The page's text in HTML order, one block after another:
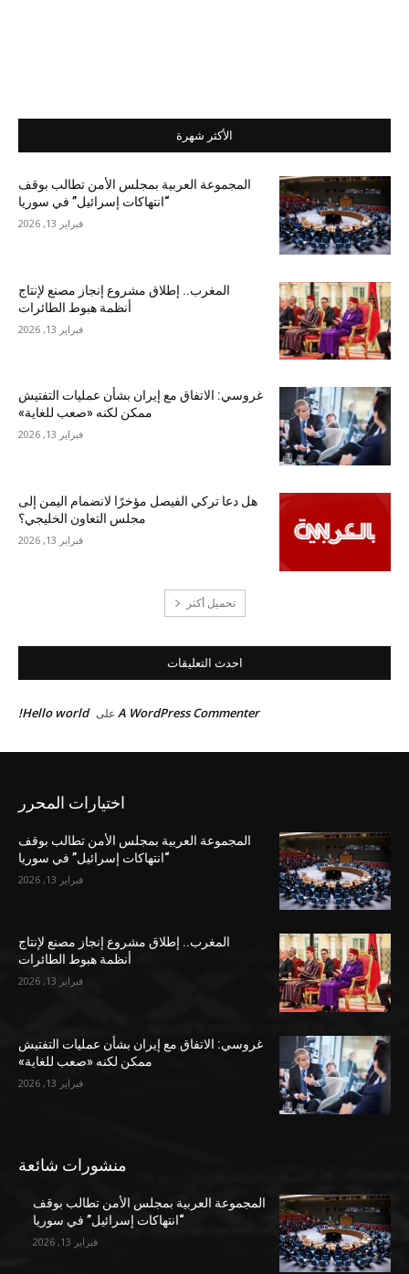
الأكثر شهرة
المجموعة العربية بمجلس الأمن تطالب بوقف
“انتهاكات إسرائيل” في سوريا
فبراير 13, 2026
المغرب.. إطلاق مشروع إنجاز مصنع لإنتاج
أنظمة هبوط الطائرات
فبراير 13, 2026
غروسي: الاتفاق مع إيران بشأن عمليات التفتيش
ممكن لكنه «صعب للغاية»
فبراير 13, 2026
هل دعا تركي الفيصل مؤخرًا لانضمام اليمن إلى
مجلس التعاون الخليجي؟
فبراير 13, 2026
تحميل أكثر
احدث التعليقات
A WordPress Commenter على Hello world!
اختيارات المحرر
المجموعة العربية بمجلس الأمن تطالب بوقف
“انتهاكات إسرائيل” في سوريا
فبراير 13, 2026
المغرب.. إطلاق مشروع إنجاز مصنع لإنتاج
أنظمة هبوط الطائرات
فبراير 13, 2026
غروسي: الاتفاق مع إيران بشأن عمليات التفتيش
ممكن لكنه «صعب للغاية»
فبراير 13, 2026
منشورات شائعة
المجموعة العربية بمجلس الأمن تطالب بوقف
“انتهاكات إسرائيل” في سوريا
فبراير 13, 2026